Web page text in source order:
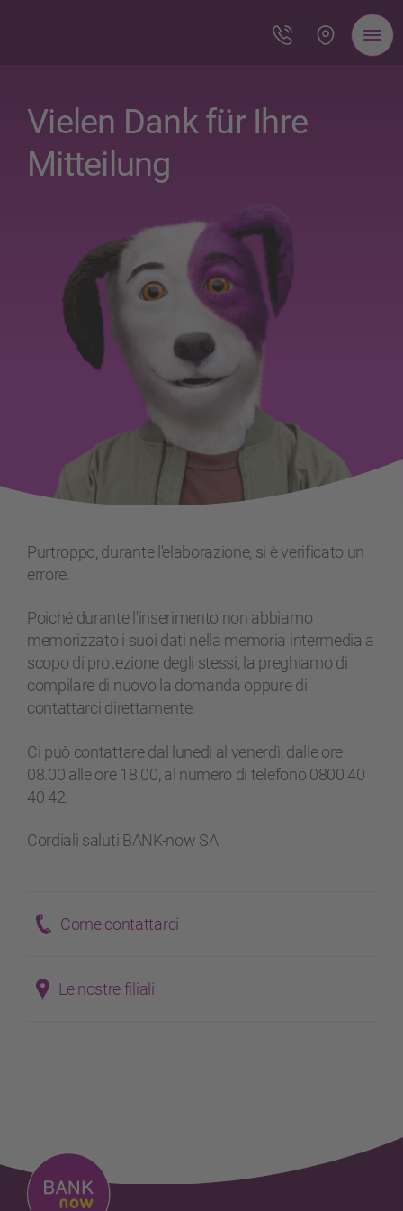
Vielen Dank für Ihre
Mitteilung
Purtroppo, durante l'elaborazione, si è verificato un
errore.
Poiché durante l'inserimento non abbiamo
memorizzato i suoi dati nella memoria intermedia a
scopo di protezione degli stessi, la preghiamo di
compilare di nuovo la domanda oppure di
contattarci direttamente.
Ci può contattare dal lunedì al venerdì, dalle ore
08.00 alle ore 18.00, al numero di telefono 0800 40
40 42.
Cordiali saluti BANK-now SA
Come contattarci
Le nostre filiali